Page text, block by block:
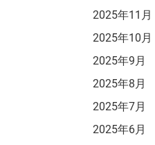
2025年11月
2025年10月
2025年9月
2025年8月
2025年7月
2025年6月